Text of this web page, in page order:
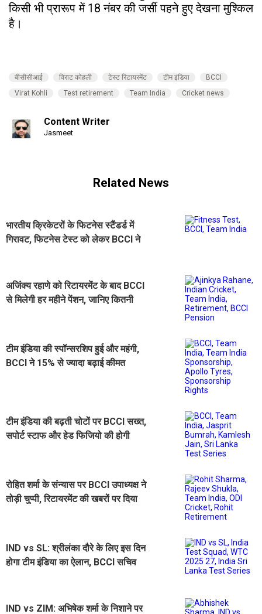
किसी भी प्रारूप में 18 नंबर की जर्सी पहने हुए देखना मुश्किल
है।
बीसीसीआई विराट कोहली टेस्ट रिटायरमेंट टीम इंडिया
BCCI
Virat Kohli
Test retirement Team India Cricket news
Content Writer
Jasmeet
Related News
भारतीय क्रिकेटरों के फिटनेस स्टैंडर्ड में
गिरावट, फिटनेस टेस्ट को लेकर BCCI ने
अजिंक्य रहाणे को रिटायरमेंट के बाद BCCI
से मिलेगी हर महीने पेंशन, जानिए कितनी
टीम इंडिया की स्पॉन्सरशिप हुई और महंगी,
BCCI ने 15% से ज्यादा बढ़ाई कीमत
टीम इंडिया की बढ़ती चोटों पर BCCI सख्त,
सपोर्ट स्टाफ और हेड फिजियो की होगी
रोहित शर्मा के संन्यास पर BCCI उपाध्यक्ष ने
तोड़ी चुप्पी, रिटायरमेंट की खबरों पर दिया
IND vs SL: श्रीलंका दौरे के लिए इस दिन
होगा टीम इंडिया का ऐलान, BCCI सचिव
IND vs ZIM: अभिषेक शर्मा के निशाने पर